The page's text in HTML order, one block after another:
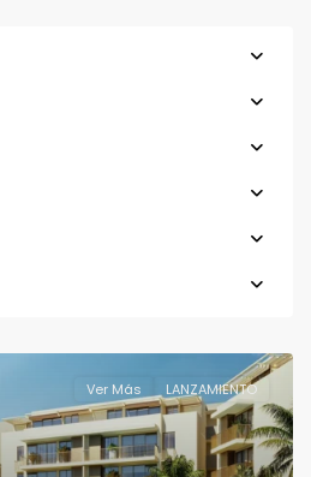
Ver Más LANZAMIENTO